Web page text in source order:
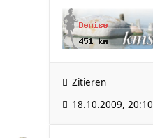
Zitieren
18.10.2009, 20:10